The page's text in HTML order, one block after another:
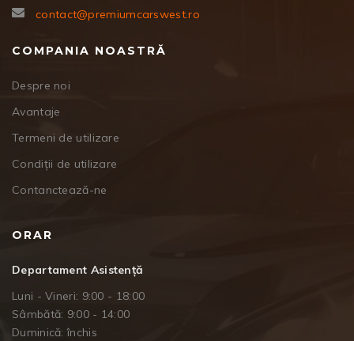
contact@premiumcarswest.ro
COMPANIA NOASTRĂ
Despre noi
Avantaje
Termeni de utilizare
Condiții de utilizare
Contanctează-ne
ORAR
Departament Asistență
Luni - Vineri: 9:00 - 18:00
Sâmbătă: 9:00 - 14:00
Duminică: închis